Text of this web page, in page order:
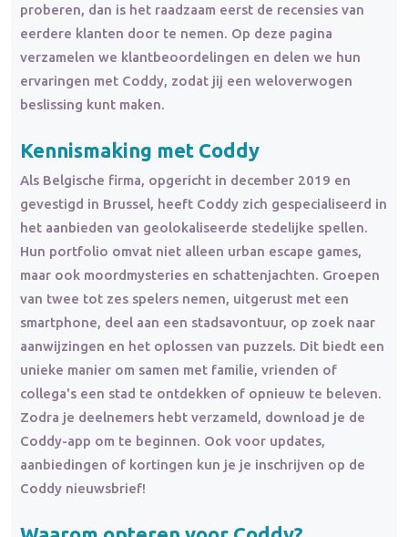
proberen, dan is het raadzaam eerst de recensies van
eerdere klanten door te nemen. Op deze pagina
verzamelen we klantbeoordelingen en delen we hun
ervaringen met Coddy, zodat jij een weloverwogen
beslissing kunt maken.
Kennismaking met Coddy
Als Belgische firma, opgericht in december 2019 en
gevestigd in Brussel, heeft Coddy zich gespecialiseerd in
het aanbieden van geolokaliseerde stedelijke spellen.
Hun portfolio omvat niet alleen urban escape games,
maar ook moordmysteries en schattenjachten. Groepen
van twee tot zes spelers nemen, uitgerust met een
smartphone, deel aan een stadsavontuur, op zoek naar
aanwijzingen en het oplossen van puzzels. Dit biedt een
unieke manier om samen met familie, vrienden of
collega's een stad te ontdekken of opnieuw te beleven.
Zodra je deelnemers hebt verzameld, download je de
Coddy-app om te beginnen. Ook voor updates,
aanbiedingen of kortingen kun je je inschrijven op de
Coddy nieuwsbrief!